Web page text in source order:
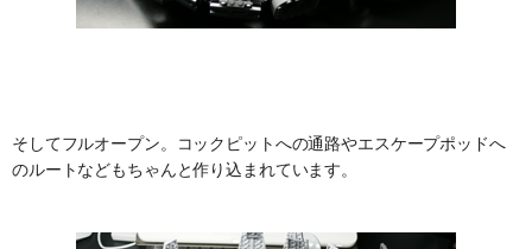
そしてフルオープン。コックピットへの通路やエスケープポッドへ
のルートなどもちゃんと作り込まれています。